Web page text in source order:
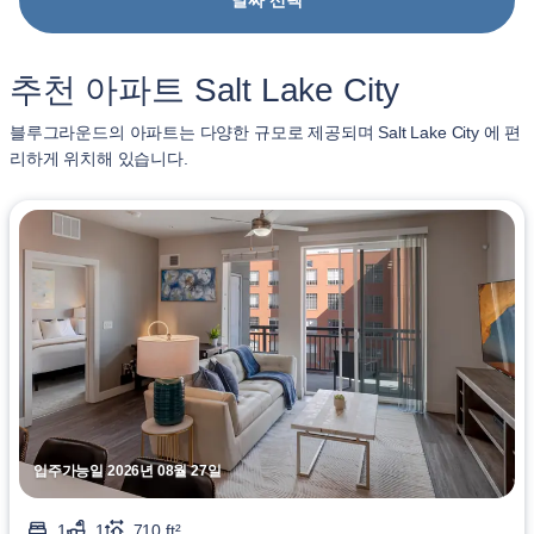
추천 아파트 Salt Lake City
블루그라운드의 아파트는 다양한 규모로 제공되며 Salt Lake City 에 편
리하게 위치해 있습니다.
입주가능일 2026년 08월 27일